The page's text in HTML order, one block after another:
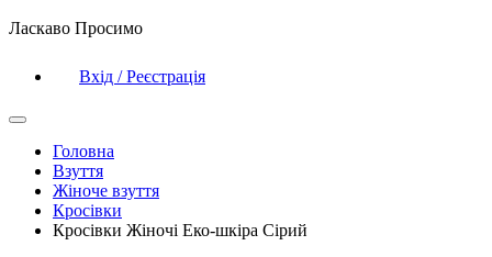
Ласкаво Просимо
Вхід / Реєстрація
Головна
Взуття
Жіноче взуття
Кросівки
Кросівки Жіночі Еко-шкіра Сірий